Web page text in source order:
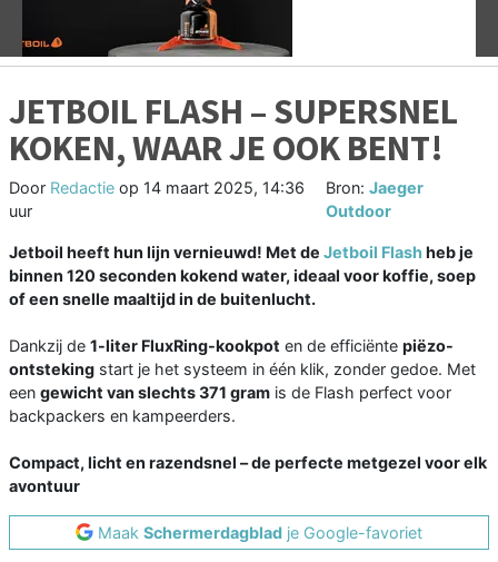
JETBOIL FLASH – SUPERSNEL
KOKEN, WAAR JE OOK BENT!
Door Redactie op 14 maart 2025, 14:36
uur
Bron:Jaeger
Outdoor
Jetboil heeft hun lijn vernieuwd! Met de Jetboil Flash heb je
binnen 120 seconden kokend water, ideaal voor koffie, soep
of een snelle maaltijd in de buitenlucht.
Dankzij de 1-liter FluxRing-kookpot en de efficiënte piëzo-
ontsteking start je het systeem in één klik, zonder gedoe. Met
een gewicht van slechts 371 gram is de Flash perfect voor
backpackers en kampeerders.
Compact, licht en razendsnel – de perfecte metgezel voor elk
avontuur
Maak Schermerdagblad je Google-favoriet